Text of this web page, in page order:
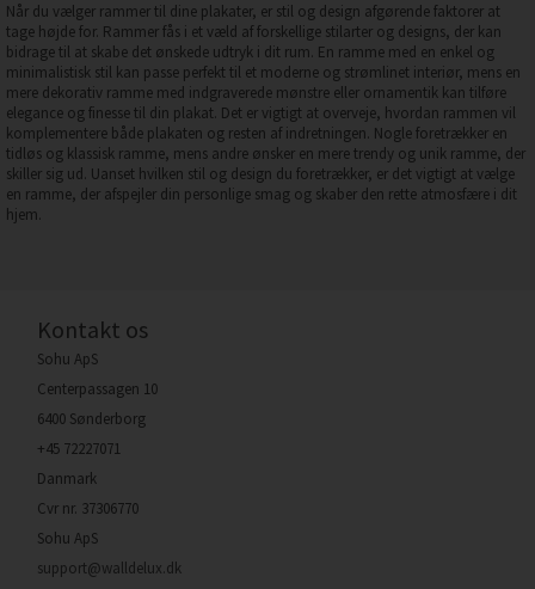
Når du vælger rammer til dine plakater, er stil og design afgørende faktorer at
tage højde for. Rammer fås i et væld af forskellige stilarter og designs, der kan
bidrage til at skabe det ønskede udtryk i dit rum. En ramme med en enkel og
minimalistisk stil kan passe perfekt til et moderne og strømlinet interiør, mens en
mere dekorativ ramme med indgraverede mønstre eller ornamentik kan tilføre
elegance og finesse til din plakat. Det er vigtigt at overveje, hvordan rammen vil
komplementere både plakaten og resten af indretningen. Nogle foretrækker en
tidløs og klassisk ramme, mens andre ønsker en mere trendy og unik ramme, der
skiller sig ud. Uanset hvilken stil og design du foretrækker, er det vigtigt at vælge
en ramme, der afspejler din personlige smag og skaber den rette atmosfære i dit
hjem.
Kontakt os
Sohu ApS
Centerpassagen 10
6400 Sønderborg
+45 72227071
Danmark
Cvr nr. 37306770
Sohu ApS
support@walldelux.dk